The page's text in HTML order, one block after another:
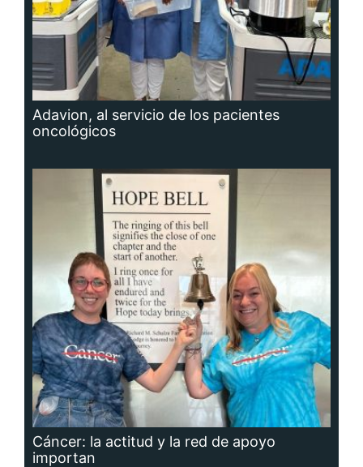
Adavion, al servicio de los pacientes
oncológicos
Cáncer: la actitud y la red de apoyo
importan